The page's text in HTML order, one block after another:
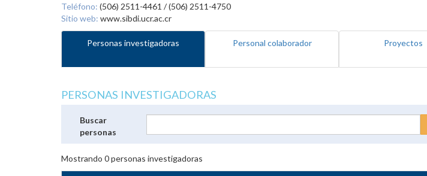
Teléfono: (506) 2511-4461 / (506) 2511-4750
Sitio web: www.sibdi.ucr.ac.cr
Personas investigadoras Personal colaborador Proyectos
PERSONAS INVESTIGADORAS
Buscar
personas
Mostrando 0personas investigadoras